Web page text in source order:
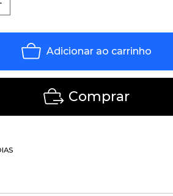
Adicionar ao carrinho
Comprar